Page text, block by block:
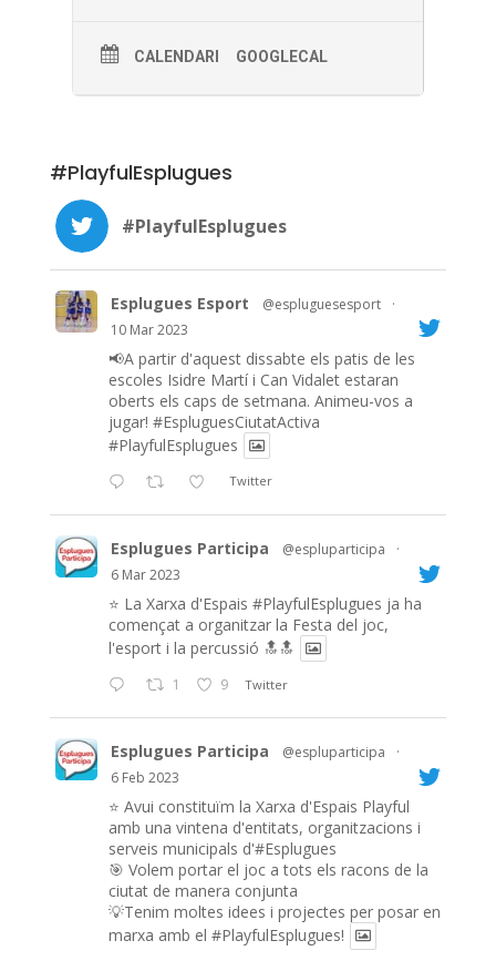
CALENDARI GOOGLECAL
#PlayfulEsplugues
#PlayfulEsplugues
Esplugues Esport @espluguesesport
·
10 Mar 2023
📢A partir d'aquest dissabte els patis de les
escoles Isidre Martí i Can Vidalet estaran
oberts els caps de setmana. Animeu-vos a
jugar! #EspluguesCiutatActiva
#PlayfulEsplugues
Twitter
Esplugues Participa @espluparticipa
·
6 Mar 2023
⭐️ La Xarxa d'Espais #PlayfulEsplugues ja ha
començat a organitzar la Festa del joc,
l'esport i la percussió 🔝🔝
1 9 Twitter
Esplugues Participa @espluparticipa
·
6 Feb 2023
⭐️ Avui constituïm la Xarxa d'Espais Playful
amb una vintena d'entitats, organitzacions i
serveis municipals d'#Esplugues
🎯 Volem portar el joc a tots els racons de la
ciutat de manera conjunta
💡Tenim moltes idees i projectes per posar en
marxa amb el #PlayfulEsplugues!